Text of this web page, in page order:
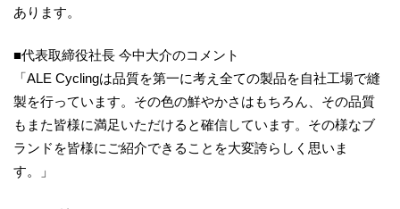
あります。
■代表取締役社長 今中大介のコメント
「ALE Cyclingは品質を第一に考え全ての製品を自社工場で縫
製を行っています。その色の鮮やかさはもちろん、その品質
もまた皆様に満足いただけると確信しています。その様なブ
ランドを皆様にご紹介できることを大変誇らしく思いま
す。」